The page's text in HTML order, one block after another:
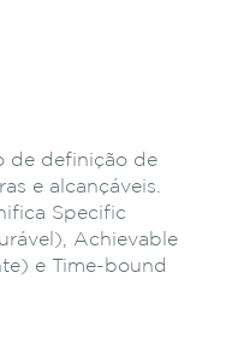
de definição de
e alcançáveis.
Specific
Achievable
e Time-bound